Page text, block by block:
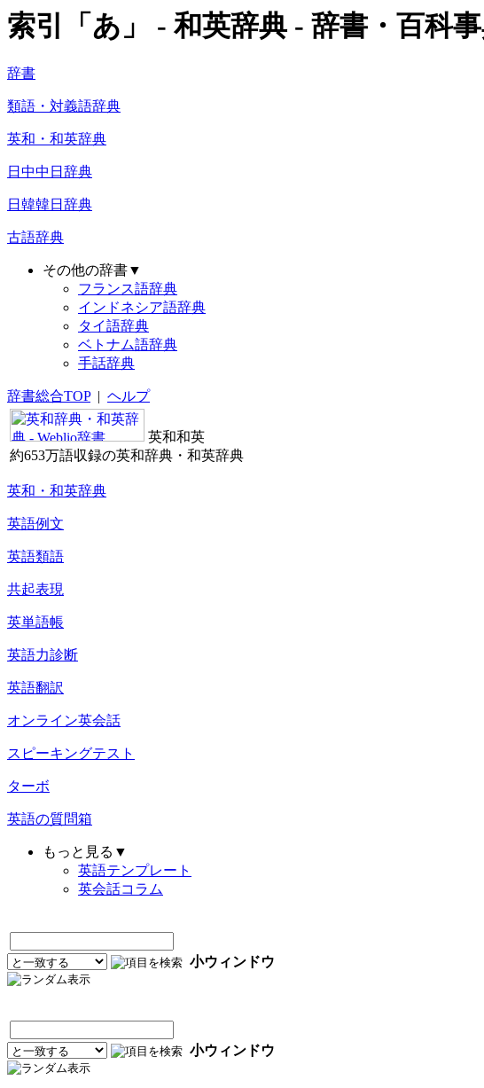
索引「あ」 - 和英辞典 - 辞書・百科
辞書
類語・対義語辞典
英和・和英辞典
日中中日辞典
日韓韓日辞典
古語辞典
その他の辞書▼
フランス語辞典
インドネシア語辞典
タイ語辞典
ベトナム語辞典
手話辞典
辞書総合TOP| ヘルプ
英和和英
約653万語収録の英和辞典・和英辞典
英和・和英辞典
英語例文
英語類語
共起表現
英単語帳
英語力診断
英語翻訳
オンライン英会話
スピーキングテスト
ターボ
英語の質問箱
もっと見る▼
英語テンプレート
英会話コラム
小ウィンドウ
小ウィンドウ